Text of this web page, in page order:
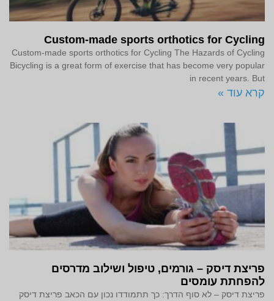
Custom-made sports orthotics for Cycling
Custom-made sports orthotics for Cycling The Hazards of Cycling
Bicycling is a great form of exercise that has become very popular
in recent years. But
קרא עוד »
פריצת דיסק – גורמים, טיפול ושילוב מדרסים
להפחתת עומסים
פריצת דיסק – לא סוף הדרך: כך תתמודדו נכון עם הכאב פריצת דיסק